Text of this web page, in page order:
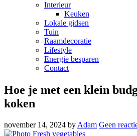
Interieur
Keuken
Lokale gidsen
Tuin
Raamdecoratie
Lifestyle
Energie besparen
Contact
Hoe je met een klein
koken
november 14, 2024 by Adam Geen